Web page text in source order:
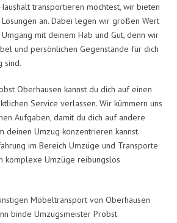
transportieren möchtest, wir bieten
an. Dabei legen wir großen Wert
mit deinem Hab und Gut, denn wir
und persönlichen Gegenstände für dich
sind.
Oberhausen kannst du dich auf einen
Service verlassen. Wir kümmern uns
Aufgaben, damit du dich auf andere
deinen Umzug konzentrieren kannst.
im Bereich Umzüge und Transporte
komplexe Umzüge reibungslos
Möbeltransport von Oberhausen
binde Umzugsmeister Probst